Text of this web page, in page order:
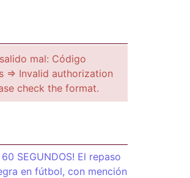
mal: Código
=> Invalid authorization
check the format.
SEGUNDOS! El repaso
en fútbol, con mención